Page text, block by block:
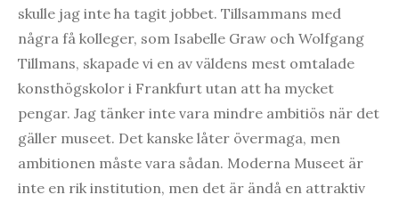
skulle jag inte ha tagit jobbet. Tillsammans med
några få kolleger, som Isabelle Graw och Wolfgang
Tillmans, skapade vi en av väldens mest omtalade
konsthögskolor i Frankfurt utan att ha mycket
pengar. Jag tänker inte vara mindre ambitiös när det
gäller museet. Det kanske låter övermaga, men
ambitionen måste vara sådan. Moderna Museet är
inte en rik institution, men det är ändå en attraktiv